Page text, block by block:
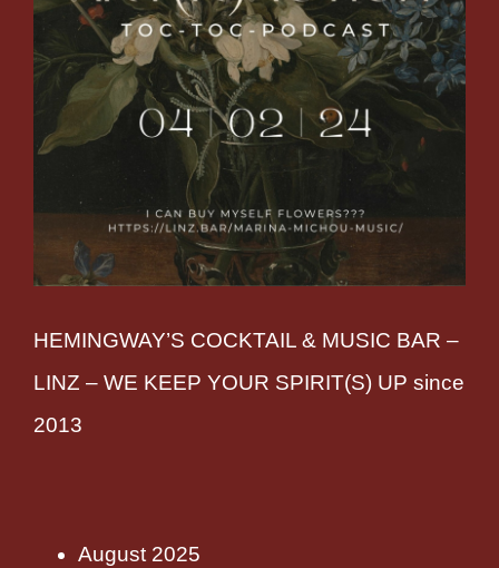
HEMINGWAY’S COCKTAIL & MUSIC BAR –
LINZ – WE KEEP YOUR SPIRIT(S) UP since
2013
August 2025